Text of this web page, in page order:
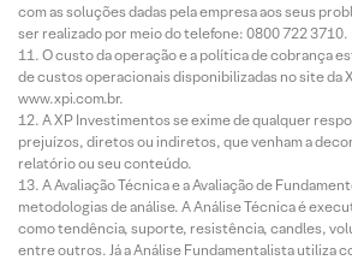
com as soluções dadas pela empresa aos seus
ser realizado por meio do telefone: 0800 722 3710.
O custo da operação e a política de cobrança
de custos operacionais disponibilizadas no site da
www.xpi.com.br.
A XP Investimentos se exime de qualquer
prejuízos, diretos ou indiretos, que venham a
relatório ou seu conteúdo.
A Avaliação Técnica e a Avaliação de
metodologias de análise. A Análise Técnica é
como tendência, suporte, resistência, candles,
entre outros. Já a Análise Fundamentalista utiliza